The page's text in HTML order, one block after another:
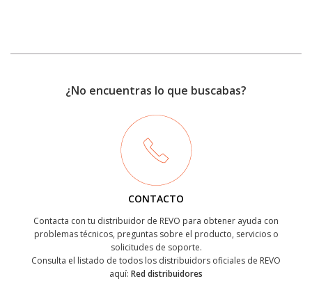
¿No encuentras lo que buscabas?
CONTACTO
Contacta con tu distribuidor de REVO para obtener ayuda con
problemas técnicos, preguntas sobre el producto, servicios o
solicitudes de soporte.
Consulta el listado de todos los distribuidors oficiales de REVO
aquí: Red distribuidores